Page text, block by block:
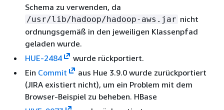
Schema zu verwenden, da
/usr/lib/hadoop/hadoop-aws.jar nicht
ordnungsgemäß in den jeweiligen Klassenpfad
geladen wurde.
HUE-2484
wurde rückportiert.
Ein Commit
aus Hue 3.9.0 wurde zurückportiert
(JIRA existiert nicht), um ein Problem mit dem
Browser-Beispiel zu beheben. HBase